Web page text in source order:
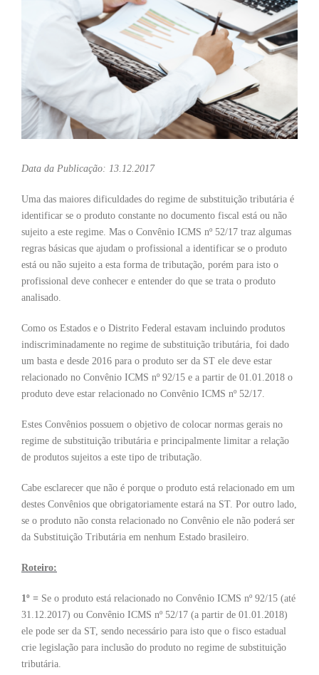
Data da Publicação: 13.12.2017
Uma das maiores dificuldades do regime de substituição tributária é
identificar se o produto constante no documento fiscal está ou não
sujeito a este regime. Mas o Convênio ICMS nº 52/17 traz algumas
regras básicas que ajudam o profissional a identificar se o produto
está ou não sujeito a esta forma de tributação, porém para isto o
profissional deve conhecer e entender do que se trata o produto
analisado.
Como os Estados e o Distrito Federal estavam incluindo produtos
indiscriminadamente no regime de substituição tributária, foi dado
um basta e desde 2016 para o produto ser da ST ele deve estar
relacionado no Convênio ICMS nº 92/15 e a partir de 01.01.2018 o
produto deve estar relacionado no Convênio ICMS nº 52/17.
Estes Convênios possuem o objetivo de colocar normas gerais no
regime de substituição tributária e principalmente limitar a relação
de produtos sujeitos a este tipo de tributação.
Cabe esclarecer que não é porque o produto está relacionado em um
destes Convênios que obrigatoriamente estará na ST. Por outro lado,
se o produto não consta relacionado no Convênio ele não poderá ser
da Substituição Tributária em nenhum Estado brasileiro.
Roteiro:
1º = Se o produto está relacionado no Convênio ICMS nº 92/15 (até
31.12.2017) ou Convênio ICMS nº 52/17 (a partir de 01.01.2018)
ele pode ser da ST, sendo necessário para isto que o fisco estadual
crie legislação para inclusão do produto no regime de substituição
tributária.